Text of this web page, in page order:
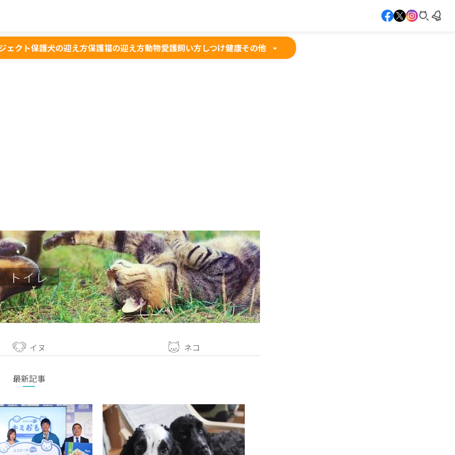
ェクト保護犬の迎え方保護猫の迎え方動物愛護飼い方しつけ健康その他
トイレ
イヌ ネコ
最新記事